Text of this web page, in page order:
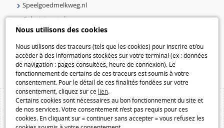
Nous utilisons des cookies
Nous utilisons des traceurs (tels que les cookies) pour inscrire et/ou
accéder à des informations stockées sur votre terminal (ex : données
de navigation : pages consultées, heure de connexion). Le
fonctionnement de certains de ces traceurs est soumis à votre
consentement. Pour le détail de ces finalités fondées sur votre
consentement, cliquez sur ce lien.
Certains cookies sont nécessaires au bon fonctionnement du site et
de nos services. Votre consentement n’est pas requis pour ces
cookies. En cliquant sur « continuer sans accepter » vous refusez les
Speelgoedmelkweg.nl
Galaxiejouets.be
Galaxiespielzeug.be
Speelgoedmelkweg.be
Macway.com